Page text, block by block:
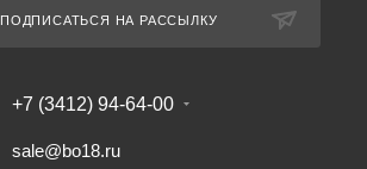
ПОДПИСАТЬСЯ НА РАССЫЛКУ
+7 (3412) 94-64-00
sale@bo18.ru